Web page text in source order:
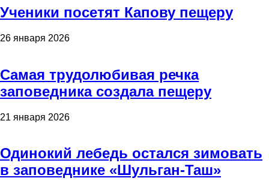
Ученики посетят Капову пещеру
26 января 2026
Самая трудолюбивая речка
заповедника создала пещеру
21 января 2026
Одинокий лебедь остался зимовать
в заповеднике «Шульган-Таш»